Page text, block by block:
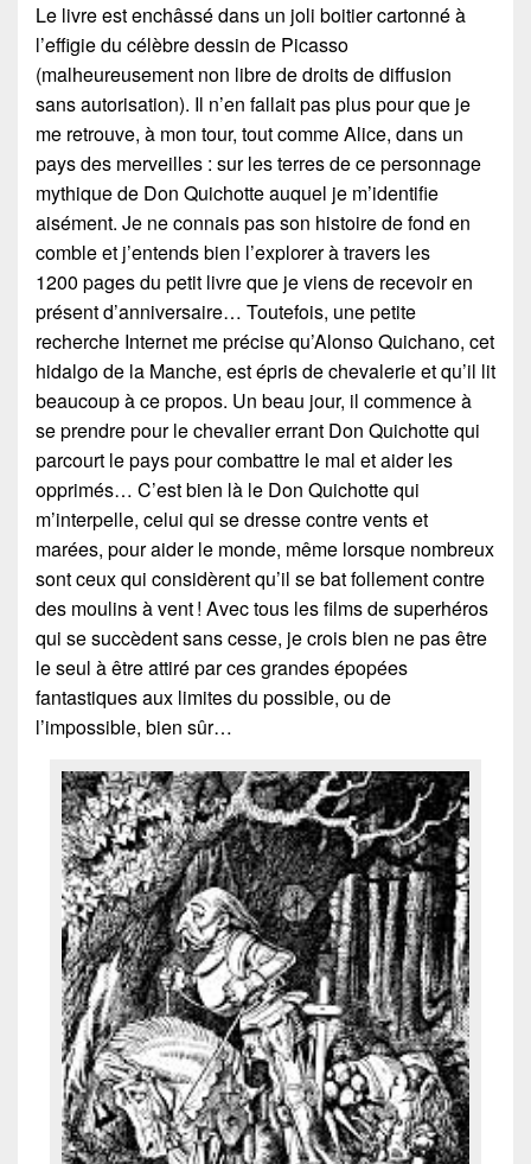
Le livre est enchâssé dans un joli boitier cartonné à
l’effigie du célèbre dessin de Picasso
(malheureusement non libre de droits de diffusion
sans autorisation). Il n’en fallait pas plus pour que je
me retrouve, à mon tour, tout comme Alice, dans un
pays des merveilles : sur les terres de ce personnage
mythique de Don Quichotte auquel je m’identifie
aisément. Je ne connais pas son histoire de fond en
comble et j’entends bien l’explorer à travers les
1200 pages du petit livre que je viens de recevoir en
présent d’anniversaire… Toutefois, une petite
recherche Internet me précise qu’Alonso Quichano, cet
hidalgo de la Manche, est épris de chevalerie et qu’il lit
beaucoup à ce propos. Un beau jour, il commence à
se prendre pour le chevalier errant Don Quichotte qui
parcourt le pays pour combattre le mal et aider les
opprimés… C’est bien là le Don Quichotte qui
m’interpelle, celui qui se dresse contre vents et
marées, pour aider le monde, même lorsque nombreux
sont ceux qui considèrent qu’il se bat follement contre
des moulins à vent ! Avec tous les films de superhéros
qui se succèdent sans cesse, je crois bien ne pas être
le seul à être attiré par ces grandes épopées
fantastiques aux limites du possible, ou de
l’impossible, bien sûr…